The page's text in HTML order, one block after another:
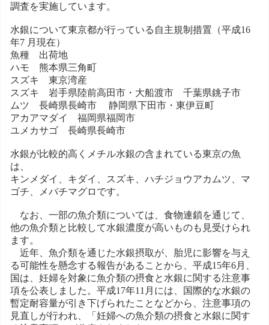
調査を実施しています。
水銀について東京都が行っている自主規制措置（平成16
年7 月現在）
魚種 出荷地
ハモ 熊本県三角町
スズキ 東京湾産
スズキ 岩手県陸前高田市・大船渡市 千葉県銚子市
ムツ 長崎県長崎市 静岡県下田市・東伊豆町
アカアマダイ 福岡県福岡市
ユメカサゴ 長崎県長崎市
水銀が比較的高くメチル水銀の含まれている東京の魚
は、
キンメダイ、キダイ、スズキ、ハチジョウアカムツ、マ
ゴチ、メバチマグロです。
なお、一部の魚介類については、食物連鎖を通じて、
他の魚介類と比較して水銀濃度が高いものも見受けられ
ます。
近年、魚介類を通じた水銀摂取が、胎児に影響を与え
る可能性を懸念する報告があることから、平成15年6月、
国は、妊婦を対象に魚介類の摂食と水銀に関する注意事
項を公表しました。平成17年11月には、国際的な水銀の
暫定耐容量が引き下げられたことなどから、注意事項の
見直しが行われ、「妊婦への魚介類の摂食と水銀に関す